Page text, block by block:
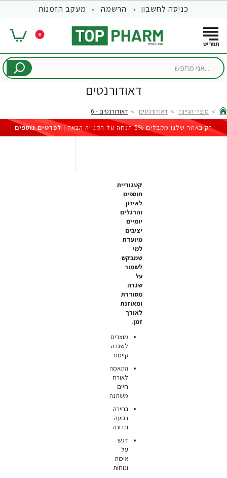
כניסה לחשבון הרשמה מעקב הזמנות
0
...אני
דאודורנטים
home
מוצרי הגיינה דאודורנטים
דאודורנטים - 6
רק באתר שלנו מקבלים 5% הנחה על הקנייה הבאה |
לפרטים נוספים
קטגוריית
תוספים
לאיזון
והרגלים
יומיים
יציבים
מיועדת
למי
שמבקש
לשמור
על
שגרה
מסודרת
ומאוזנת
לאורך
זמן.
מוצרים
לשגרה
קיימת
התאמה
לאורח
חיים
משתנה
בחירה
רגועה
וברורה
דגש
על
איכות
ונוחות